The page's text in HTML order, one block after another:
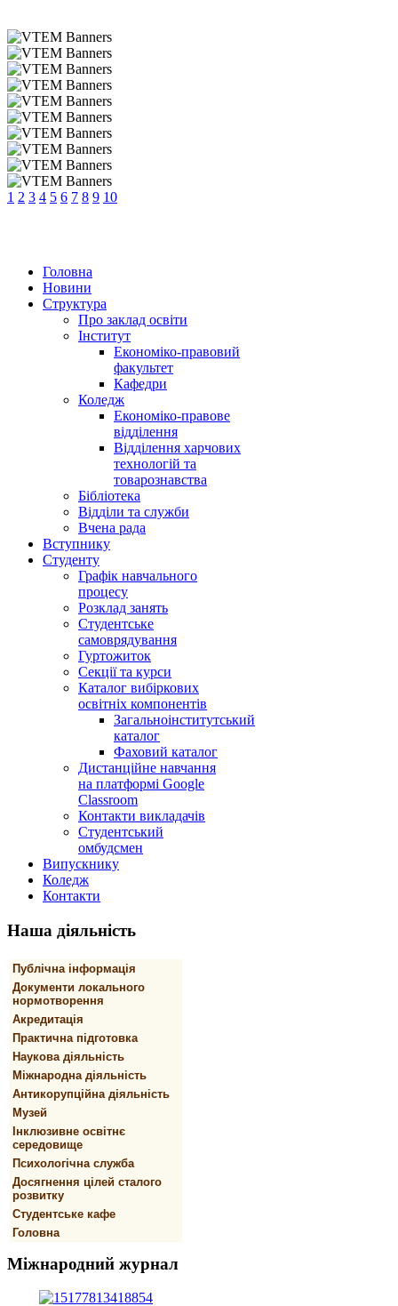
1 2 3 4 5 6 7 8 9 10
Головна
Новини
Структура
Про заклад освіти
Інститут
Економіко-правовий
факультет
Кафедри
Коледж
Економіко-правове
відділення
Відділення харчових
технологій та
товарознавства
Бібліотека
Відділи та служби
Вчена рада
Вступнику
Студенту
Графік навчального
процесу
Розклад занять
Студентське
самоврядування
Гуртожиток
Секції та курси
Каталог вибіркових
освітніх компонентів
Загальноінститутський
каталог
Фаховий каталог
Дистанційне навчання
на платформі Google
Classroom
Контакти викладачів
Студентський
омбудсмен
Випускнику
Коледж
Контакти
Наша діяльність
Публічна інформація
Документи локального
нормотворення
Акредитація
Практична підготовка
Наукова діяльність
Міжнародна діяльність
Антикорупційна діяльність
Музей
Інклюзивне освітнє
середовище
Психологічна служба
Досягнення цілей сталого
розвитку
Студентське кафе
Головна
Міжнародний журнал